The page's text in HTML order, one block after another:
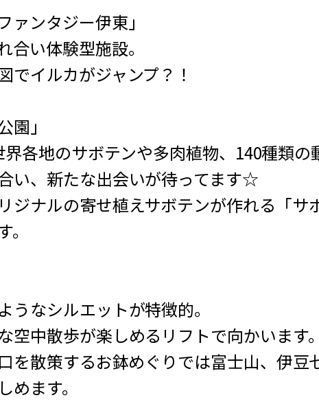
ァンタジー伊東」
合い体験型施設。
でイルカがジャンプ？！
園」
各地のサボテンや多肉植物、140種類の
い、新たな出会いが待ってます☆
ジナルの寄せ植えサボテンが作れる「サ
うなシルエットが特徴的。
空中散歩が楽しめるリフトで向かいます。
を散策するお鉢めぐりでは富士山、伊豆
めます。